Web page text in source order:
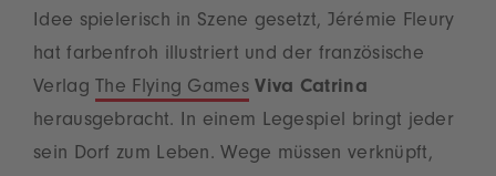
Idee spielerisch in Szene gesetzt, Jérémie Fleury
hat farbenfroh illustriert und der französische
Verlag The Flying GamesViva Catrina
herausgebracht. In einem Legespiel bringt jeder
sein Dorf zum Leben. Wege müssen verknüpft,